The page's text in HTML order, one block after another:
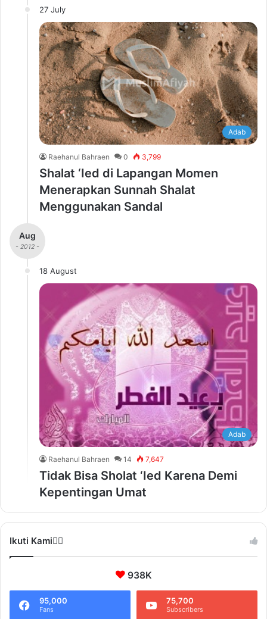
27 July
Adab
Raehanul Bahraen 0 3,799
Shalat ‘Ied di Lapangan Momen
Menerapkan Sunnah Shalat
Menggunakan Sandal
Aug
- 2012 -
18 August
Adab
Raehanul Bahraen 14 7,647
Tidak Bisa Sholat ‘Ied Karena Demi
Kepentingan Umat
Ikuti Kami❤️‍🔥
938K
95,000
Fans
75,700
Subscribers